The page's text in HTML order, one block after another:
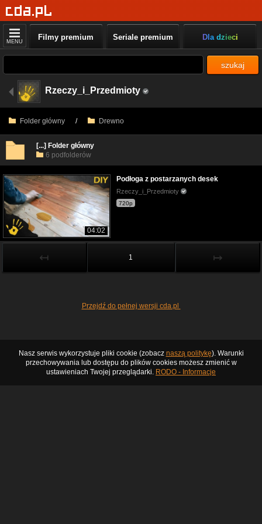
MENU Filmy premium Seriale premium Dla dzieci
szukaj
Rzeczy_i_Przedmioty
Folder główny / Drewno
[...] Folder główny
6 podfolderów
04:02
Podłoga z postarzanych desek
Rzeczy_i_Przedmioty
720p
↤ 1 ↦
Przejdź do pełnej wersji cda.pl
Nasz serwis wykorzystuje pliki cookie (zobacz naszą politykę). Warunki
przechowywania lub dostępu do plików cookies możesz zmienić w
ustawieniach Twojej przeglądarki. RODO - Informacje